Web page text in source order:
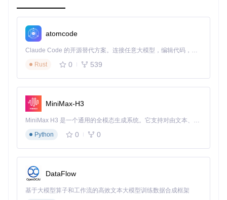
执行方法
克隆项目代码库
git clone
cd
构建应用程序
配置用户信息 编辑配置文件：src/constant/config.ts ，填
写个人观演人信息和收货地址
预期结果
完成以上步骤后，你将获得一个可执行的智能抢票工具应用程
序，所有个人信息将被安全存储并在抢票时自动调用。
实战案例：从屡战屡败到成功率90%的蜕变 📊
atomcode
Claude Code 的开源替代方案。连接任意大模型，编辑代码，运行命令，自动验证 — 全自动执行。用 Rust 构建，极致性能。 ｜ An open-source alternative to Claude Code. Connect any LLM, edit code, run commands, and verify changes — autonomously. Built in Rust for speed. Get Started
Rust
0 539
MiniMax-H3
MiniMax H3 是一个通用的全模态生成系统。它支持对由文本、图像、视频和音频组成的多模态上下文进行统一理解，并能生成分辨率高达 2K、时长可达 15 秒的带原生立体声音频的视频。得益于面向任务泛化的系统设计，H3 在预训练阶段就已具备广泛的多模态上下文理解与生成能力，能够出色地执行复杂的多模态指令。
Python
0 0
DataFlow
基于大模型算子和工作流的高效文本大模型训练数据合成框架